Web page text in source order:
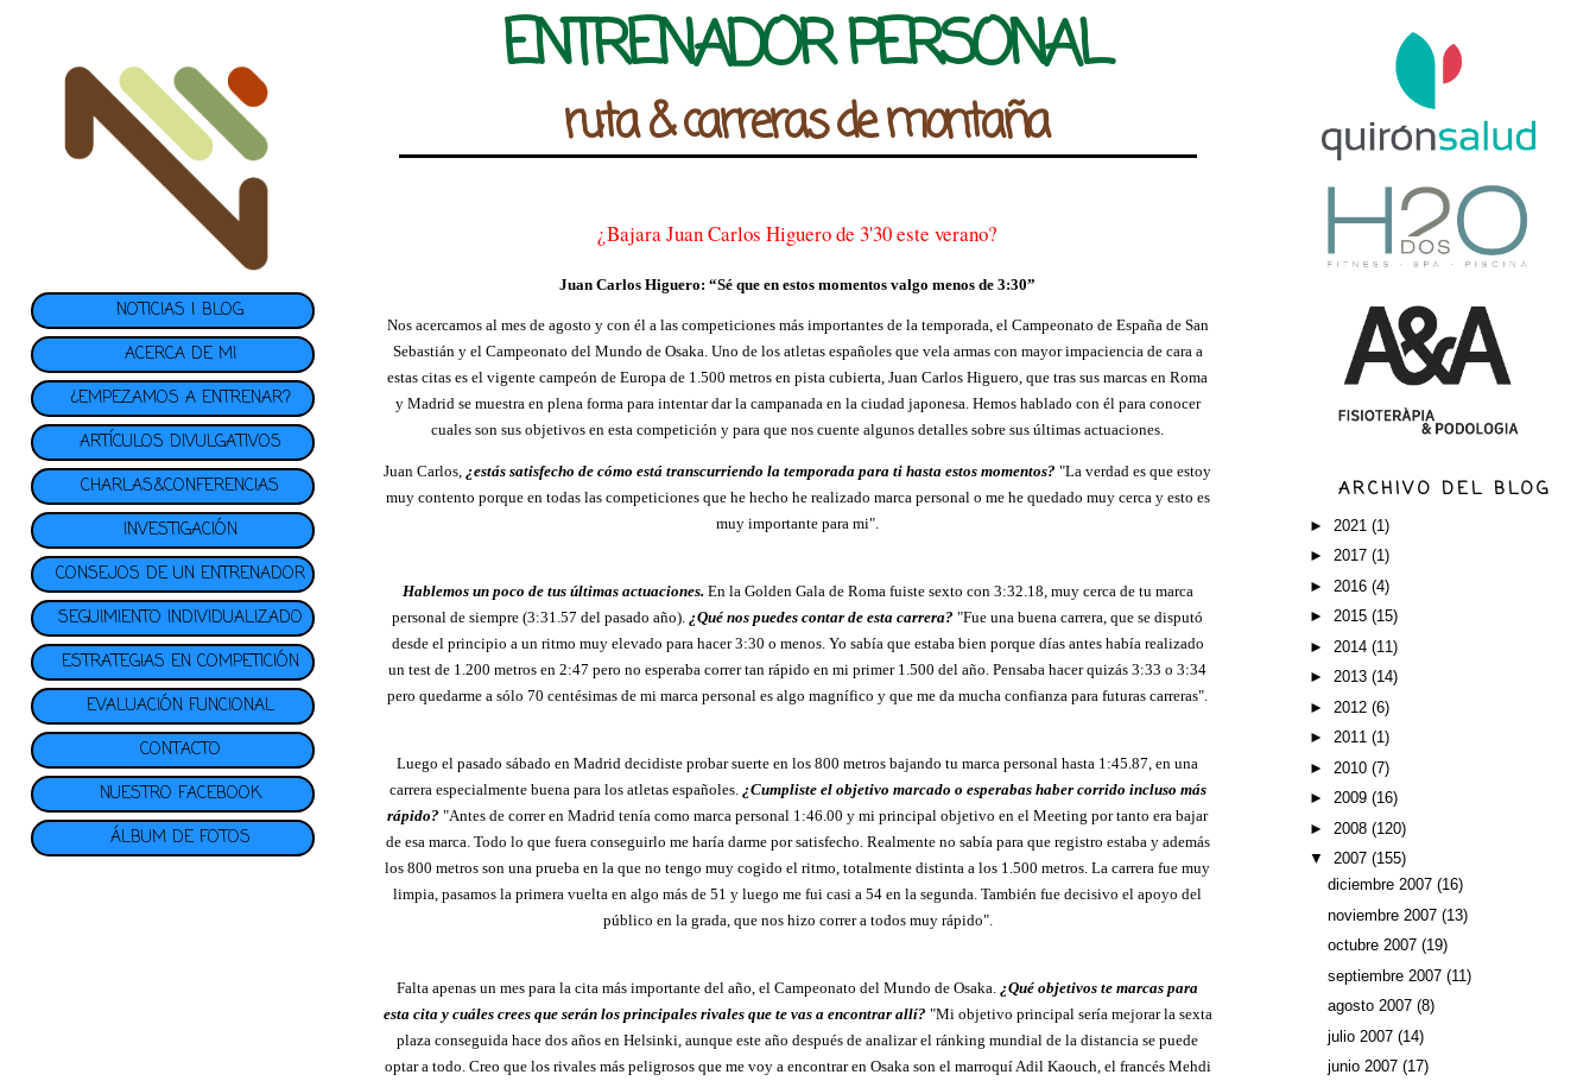
ENTRENADOR PERSONAL
ruta & carreras de montaña
NOTICIAS | BLOG
ACERCA DE MI
¿EMPEZAMOS A ENTRENAR?
ARTÍCULOS DIVULGATIVOS
CHARLAS&CONFERENCIAS
INVESTIGACIÓN
CONSEJOS DE UN ENTRENADOR
SEGUIMIENTO INDIVIDUALIZADO
ESTRATEGIAS EN COMPETICIÓN
EVALUACIÓN FUNCIONAL
CONTACTO
NUESTRO FACEBOOK
ÁLBUM DE FOTOS
¿Bajara Juan Carlos Higuero de 3'30 este verano?
Juan Carlos Higuero: “Sé que en estos momentos valgo menos de 3:30”
Nos acercamos al mes de agosto y con él a las competiciones más importantes de la temporada, el Campeonato de España de San
Sebastián y el Campeonato del Mundo de Osaka. Uno de los atletas españoles que vela armas con mayor impaciencia de cara a
estas citas es el vigente campeón de Europa de 1.500 metros en pista cubierta, Juan Carlos Higuero, que tras sus marcas en Roma
y Madrid se muestra en plena forma para intentar dar la campanada en la ciudad japonesa. Hemos hablado con él para conocer
cuales son sus objetivos en esta competición y para que nos cuente algunos detalles sobre sus últimas actuaciones.
Juan Carlos, ¿estás satisfecho de cómo está transcurriendo la temporada para ti hasta estos momentos?"La verdad es que estoy
muy contento porque en todas las competiciones que he hecho he realizado marca personal o me he quedado muy cerca y esto es
muy importante para mi".
Hablemos un poco de tus últimas actuaciones. En la Golden Gala de Roma fuiste sexto con 3:32.18, muy cerca de tu marca
personal de siempre (3:31.57 del pasado año). ¿Qué nos puedes contar de esta carrera? "Fue una buena carrera, que se disputó
desde el principio a un ritmo muy elevado para hacer 3:30 o menos. Yo sabía que estaba bien porque días antes había realizado
un test de 1.200 metros en 2:47 pero no esperaba correr tan rápido en mi primer 1.500 del año. Pensaba hacer quizás 3:33 o 3:34
pero quedarme a sólo 70 centésimas de mi marca personal es algo magnífico y que me da mucha confianza para futuras carreras".
Luego el pasado sábado en Madrid decidiste probar suerte en los 800 metros bajando tu marca personal hasta 1:45.87, en una
carrera especialmente buena para los atletas españoles. ¿Cumpliste el objetivo marcado o esperabas haber corrido incluso más
rápido? "Antes de correr en Madrid tenía como marca personal 1:46.00 y mi principal objetivo en el Meeting por tanto era bajar
de esa marca. Todo lo que fuera conseguirlo me haría darme por satisfecho. Realmente no sabía para que registro estaba y además
los 800 metros son una prueba en la que no tengo muy cogido el ritmo, totalmente distinta a los 1.500 metros. La carrera fue muy
limpia, pasamos la primera vuelta en algo más de 51 y luego me fui casi a 54 en la segunda. También fue decisivo el apoyo del
público en la grada, que nos hizo correr a todos muy rápido".
Falta apenas un mes para la cita más importante del año, el Campeonato del Mundo de Osaka. ¿Qué objetivos te marcas para
esta cita y cuáles crees que serán los principales rivales que te vas a encontrar allí? "Mi objetivo principal sería mejorar la sexta
plaza conseguida hace dos años en Helsinki, aunque este año después de analizar el ránking mundial de la distancia se puede
optar a todo. Creo que los rivales más peligrosos que me voy a encontrar en Osaka son el marroquí Adil Kaouch, el francés Mehdi
ARCHIVO DEL BLOG
► 2021(1)
►2017(1)
► 2016(4)
►2015(15)
► 2014(11)
►2013(14)
► 2012(6)
►2011(1)
► 2010(7)
►2009(16)
► 2008(120)
▼2007(155)
diciembre 2007 (16)
noviembre 2007 (13)
octubre 2007 (19)
septiembre 2007 (11)
agosto 2007 (8)
julio 2007 (14)
junio 2007 (17)